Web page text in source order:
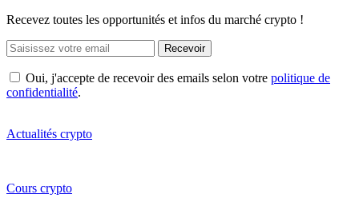
Recevez toutes les opportunités et infos du marché crypto !
Recevoir
Oui, j'accepte de recevoir des emails selon votre politique de
confidentialité.
Actualités crypto
Cours crypto